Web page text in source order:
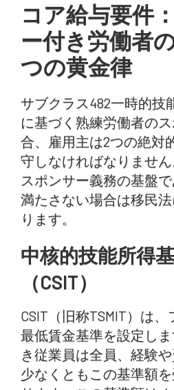
コア給与要件
ー付き労働者
つの黄金律
サブクラス482一時的技
に基づく熟練労働者の
合、雇用主は2つの絶対
守しなければなりませ
スポンサー義務の基盤
満たさない場合は移民
ります。
中核的技能所得
（CSIT）
CSIT（旧称TSMIT）は
最低賃金基準を設定し
き従業員は全員、経験や
少なくともこの基準額